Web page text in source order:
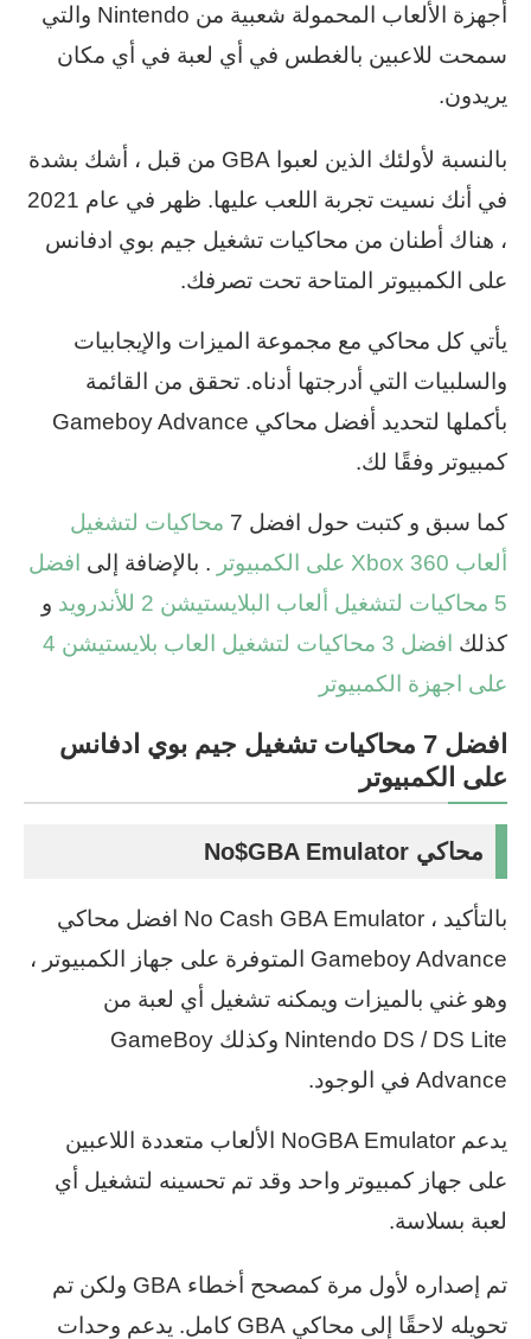
أجهزة الألعاب المحمولة شعبية من Nintendo والتي
سمحت للاعبين بالغطس في أي لعبة في أي مكان
يريدون.
بالنسبة لأولئك الذين لعبوا GBA من قبل ، أشك بشدة
في أنك نسيت تجربة اللعب عليها. ظهر في عام 2021
، هناك أطنان من محاكيات تشغيل جيم بوي ادفانس
على الكمبيوتر المتاحة تحت تصرفك.
يأتي كل محاكي مع مجموعة الميزات والإيجابيات
والسلبيات التي أدرجتها أدناه. تحقق من القائمة
بأكملها لتحديد أفضل محاكي Gameboy Advance
كمبيوتر وفقًا لك.
كما سبق و كتبت حول افضل 7
محاكيات لتشغيل
ألعاب Xbox 360 على الكمبيوتر
. بالإضافة إلى افضل
5 محاكيات لتشغيل ألعاب البلايستيشن 2 للأندرويد
و
كذلك
افضل 3 محاكيات لتشغيل العاب بلايستيشن 4
على اجهزة الكمبيوتر
افضل 7 محاكيات تشغيل جيم بوي ادفانس
على الكمبيوتر
محاكي No$GBA Emulator
بالتأكيد ، No Cash GBA Emulator افضل محاكي
Gameboy Advance المتوفرة على جهاز الكمبيوتر ،
وهو غني بالميزات ويمكنه تشغيل أي لعبة من
Nintendo DS / DS Lite وكذلك GameBoy
Advance في الوجود.
يدعم NoGBA Emulator الألعاب متعددة اللاعبين
على جهاز كمبيوتر واحد وقد تم تحسينه لتشغيل أي
لعبة بسلاسة.
تم إصداره لأول مرة كمصحح أخطاء GBA ولكن تم
تحويله لاحقًا إلى محاكي GBA كامل. يدعم وحدات